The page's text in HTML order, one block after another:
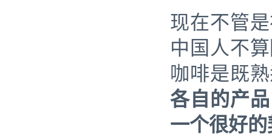
现在不管
中国人不
咖啡是既
各自的产
一个很好